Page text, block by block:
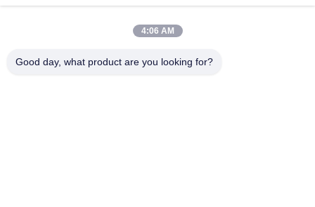
- No, no, no.19, Lvcun Road, distretto di Nansha, Guangzhou,
4:06 AM
Good day, what product are you looking for?